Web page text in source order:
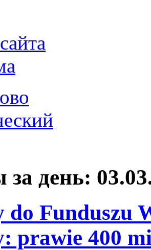
день:
do Funduszu
prawie 400